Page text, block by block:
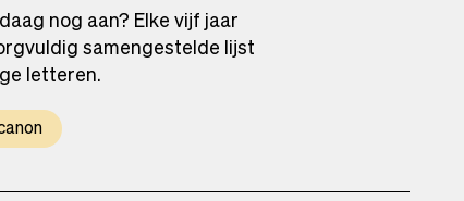
nog aan? Elke vijf jaar
samengestelde lijst
letteren.